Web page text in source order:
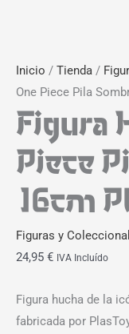
Inicio / Tienda /
One Piece Pila
Figura
Piece
16cm
Figuras y
24,95 € IVA Incluído
Figura hucha de la
fabricada por